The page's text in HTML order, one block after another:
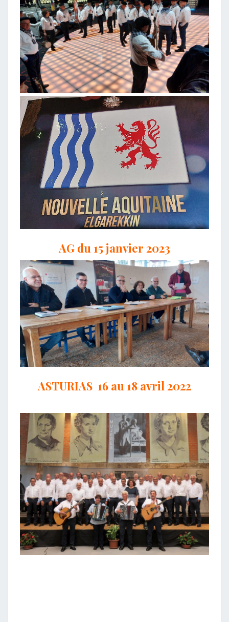
AG du 15 janvier 2023
ASTURIAS 16 au 18 avril 2022